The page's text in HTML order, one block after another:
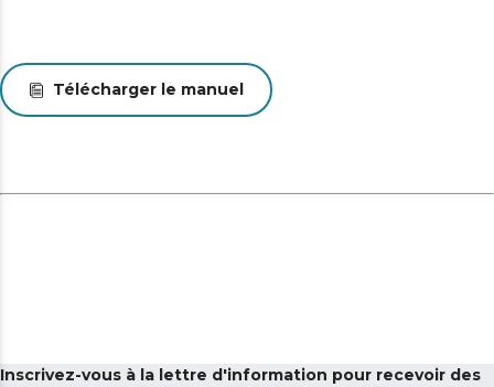
Télécharger le manuel
Inscrivez-vous à la lettre d'information pour recevoir des